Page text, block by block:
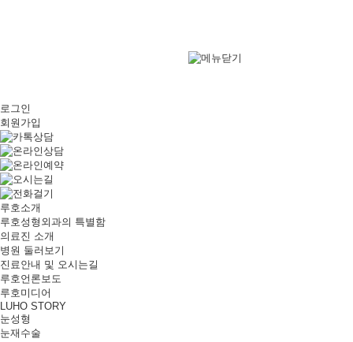
로그인
회원가입
루호소개
루호성형외과의 특별함
의료진 소개
병원 둘러보기
진료안내 및 오시는길
루호언론보도
루호미디어
LUHO STORY
눈성형
눈재수술